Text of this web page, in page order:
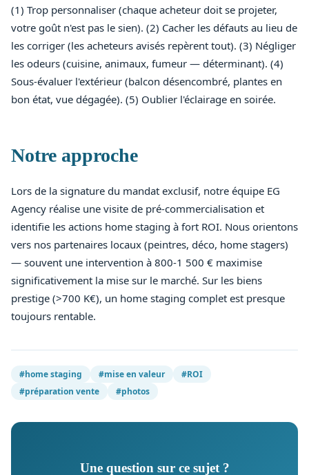
(1) Trop personnaliser (chaque acheteur doit se projeter,
votre goût n'est pas le sien). (2) Cacher les défauts au lieu de
les corriger (les acheteurs avisés repèrent tout). (3) Négliger
les odeurs (cuisine, animaux, fumeur — déterminant). (4)
Sous-évaluer l'extérieur (balcon désencombré, plantes en
bon état, vue dégagée). (5) Oublier l'éclairage en soirée.
Notre approche
Lors de la signature du mandat exclusif, notre équipe EG
Agency réalise une visite de pré-commercialisation et
identifie les actions home staging à fort ROI. Nous orientons
vers nos partenaires locaux (peintres, déco, home stagers)
— souvent une intervention à 800-1 500 € maximise
significativement la mise sur le marché. Sur les biens
prestige (>700 K€), un home staging complet est presque
toujours rentable.
#home staging #mise en valeur
#ROI
#préparation vente
#photos
Une question sur ce sujet ?